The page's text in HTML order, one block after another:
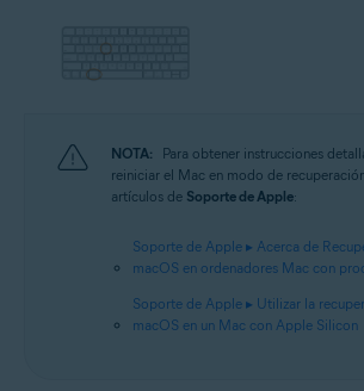
NOTA:
Para obtener instrucciones
reiniciar el Mac en modo de
artículos de Soporte de Apple:
Soporte de Apple ▸ Acerca de
macOS en ordenadores Mac con
Soporte de Apple ▸ Utilizar la
macOS en un Mac con Apple Silicon